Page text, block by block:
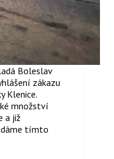
Boleslav
zákazu
Klenice.
množství
a již
tímto